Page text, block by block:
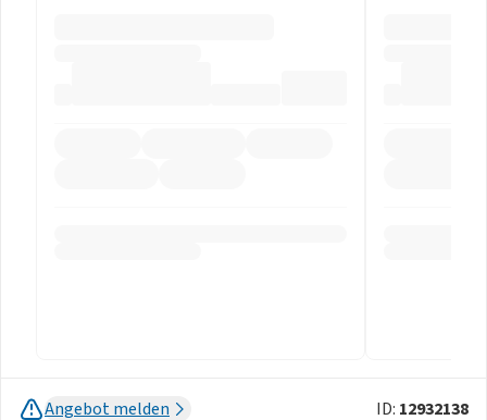
Angebot melden ID: 12932138